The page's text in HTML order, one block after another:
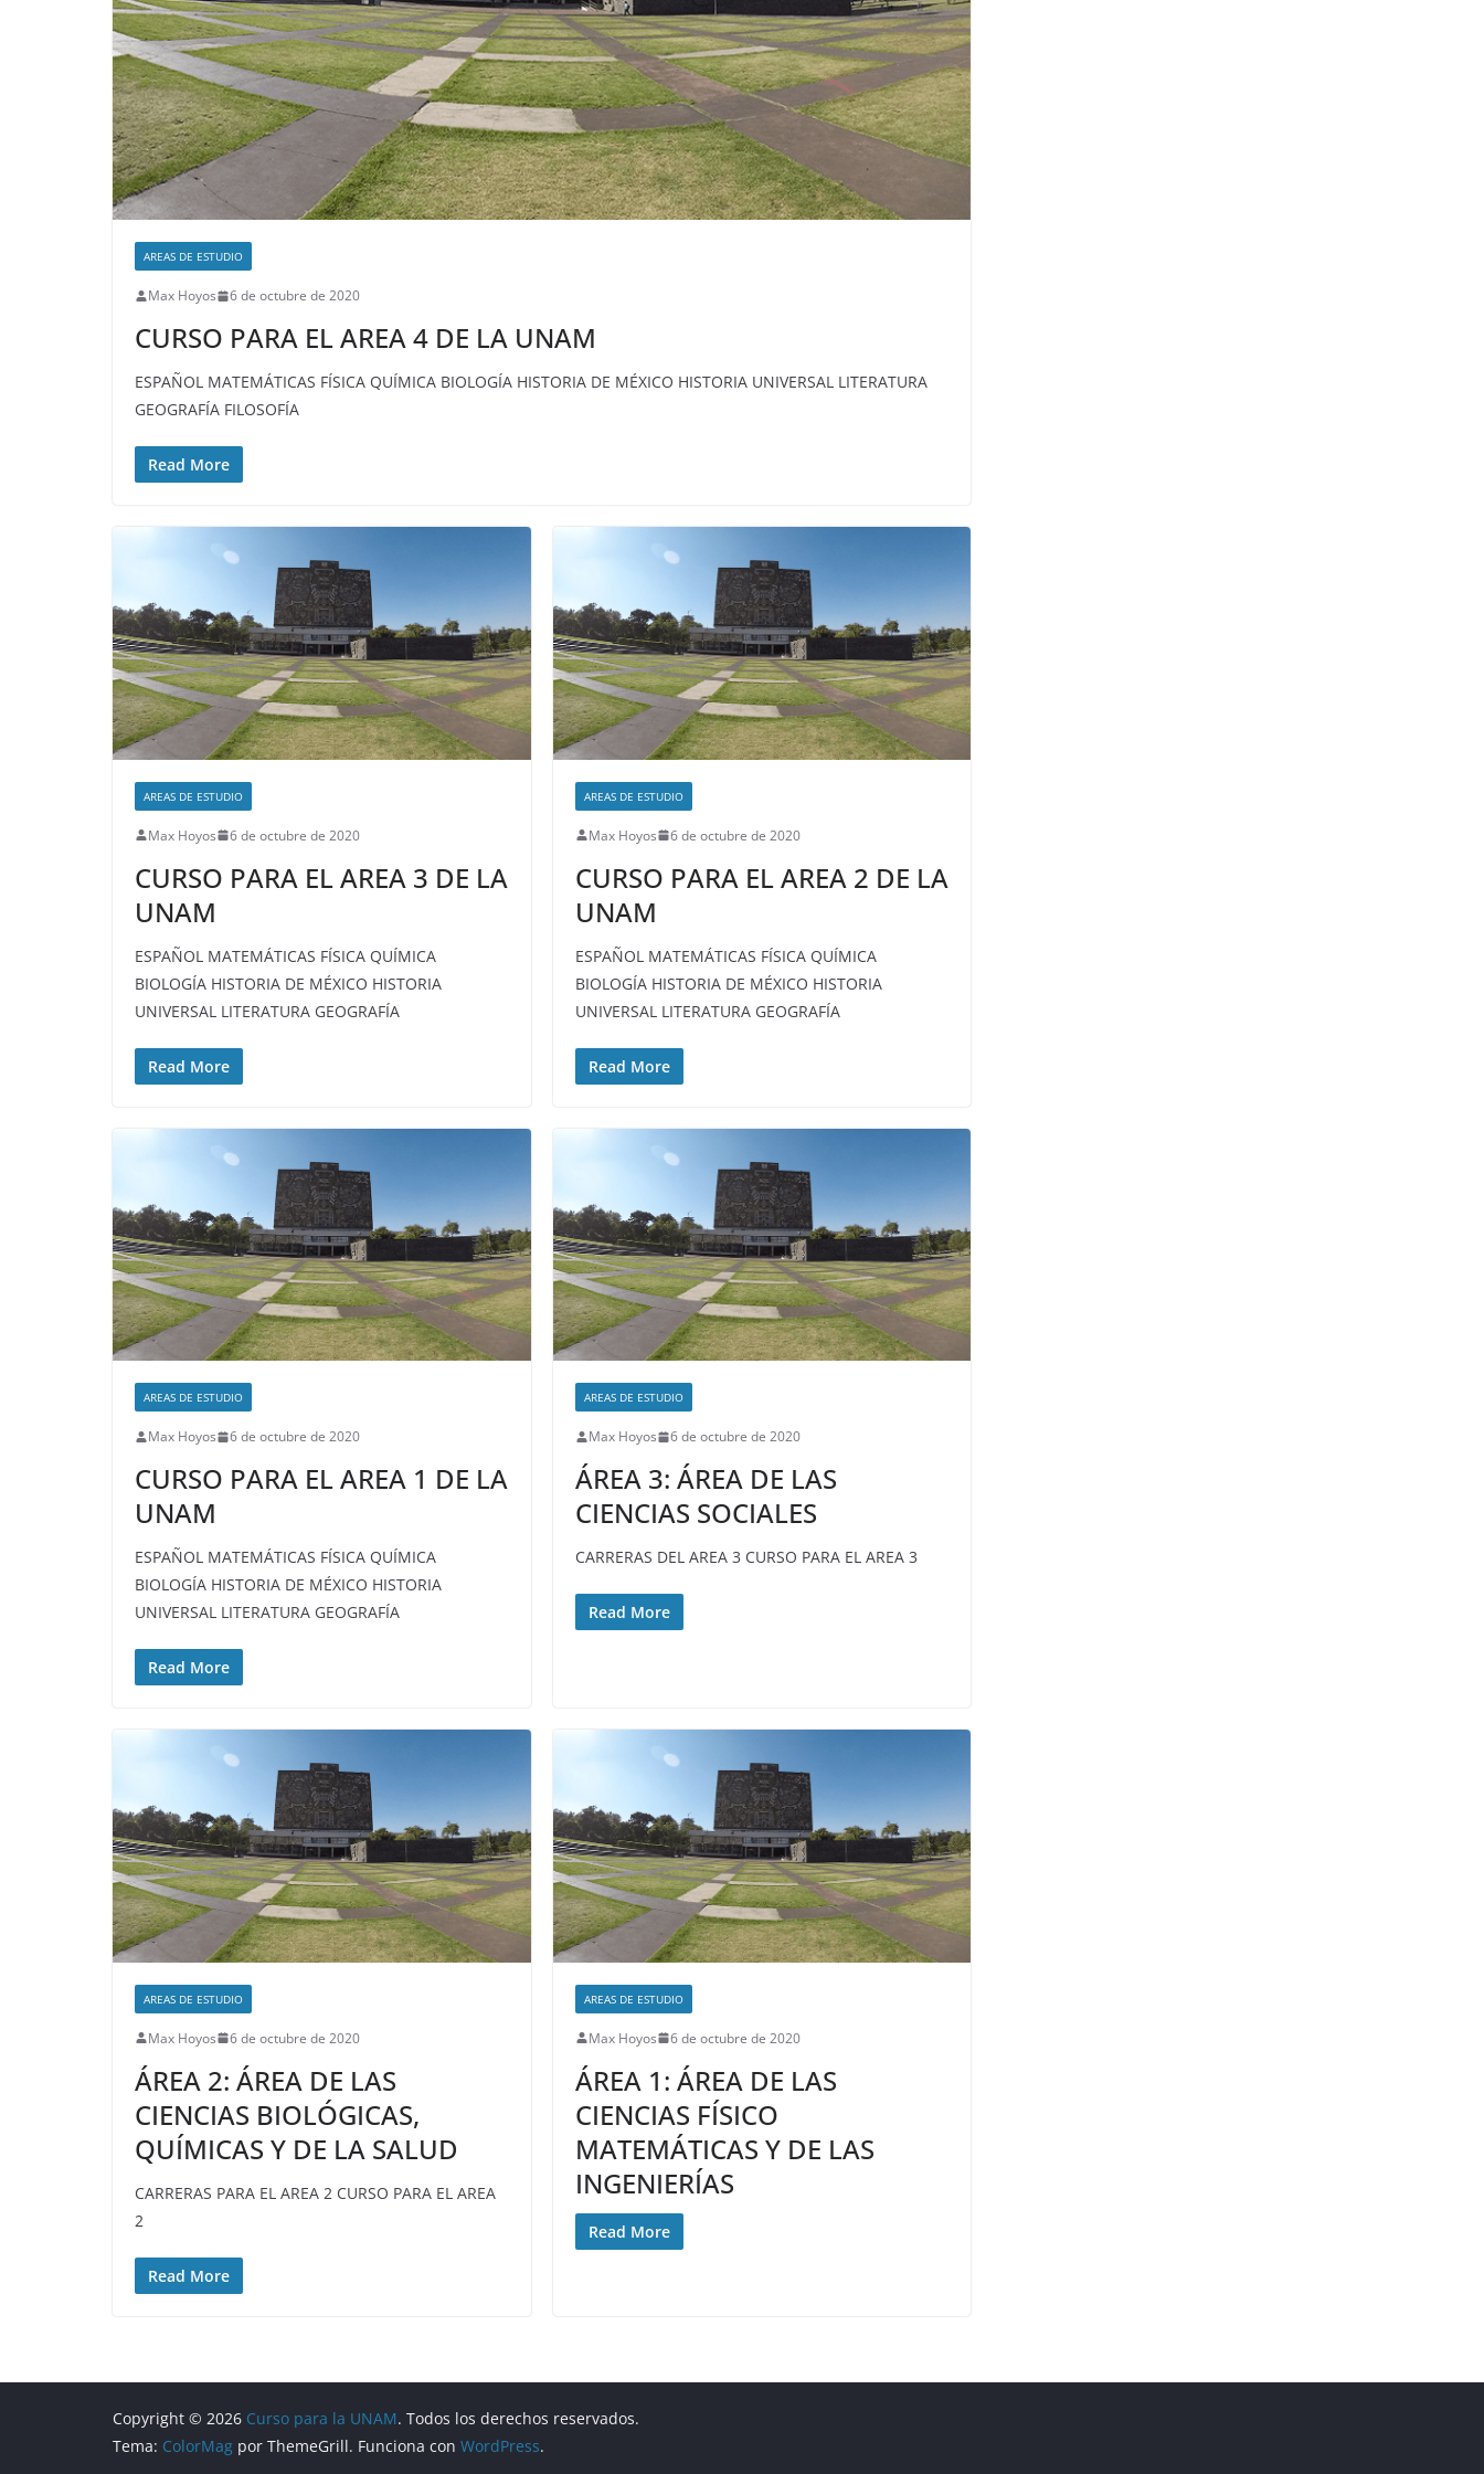
AREAS DE ESTUDIO
Max Hoyos 6 de octubre de 2020
CURSO PARA EL AREA 4 DE LA UNAM
ESPAÑOL MATEMÁTICAS FÍSICA QUÍMICA BIOLOGÍA HISTORIA DE MÉXICO HISTORIA UNIVERSAL LITERATURA
GEOGRAFÍA FILOSOFÍA
Read More
AREAS DE ESTUDIO
Max Hoyos 6 de octubre de 2020
CURSO PARA EL AREA 3 DE LA
UNAM
ESPAÑOL MATEMÁTICAS FÍSICA QUÍMICA
BIOLOGÍA HISTORIA DE MÉXICO HISTORIA
UNIVERSAL LITERATURA GEOGRAFÍA
Read More
AREAS DE ESTUDIO
Max Hoyos 6 de octubre de 2020
CURSO PARA EL AREA 2 DE LA
UNAM
ESPAÑOL MATEMÁTICAS FÍSICA QUÍMICA
BIOLOGÍA HISTORIA DE MÉXICO HISTORIA
UNIVERSAL LITERATURA GEOGRAFÍA
Read More
AREAS DE ESTUDIO
Max Hoyos 6 de octubre de 2020
CURSO PARA EL AREA 1 DE LA
UNAM
ESPAÑOL MATEMÁTICAS FÍSICA QUÍMICA
BIOLOGÍA HISTORIA DE MÉXICO HISTORIA
UNIVERSAL LITERATURA GEOGRAFÍA
Read More
AREAS DE ESTUDIO
Max Hoyos 6 de octubre de 2020
ÁREA 3: ÁREA DE LAS
CIENCIAS SOCIALES
CARRERAS DEL AREA 3 CURSO PARA EL AREA 3
Read More
AREAS DE ESTUDIO
Max Hoyos 6 de octubre de 2020
ÁREA 2: ÁREA DE LAS
CIENCIAS BIOLÓGICAS,
QUÍMICAS Y DE LA SALUD
CARRERAS PARA EL AREA 2 CURSO PARA EL AREA
2
Read More
AREAS DE ESTUDIO
Max Hoyos 6 de octubre de 2020
ÁREA 1: ÁREA DE LAS
CIENCIAS FÍSICO
MATEMÁTICAS Y DE LAS
INGENIERÍAS
Read More
Copyright © 2026 Curso para la UNAM. Todos los derechos reservados.
Tema: ColorMag por ThemeGrill. Funciona con WordPress.